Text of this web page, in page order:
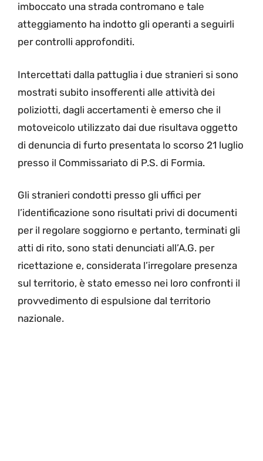
imboccato una strada contromano e tale
atteggiamento ha indotto gli operanti a seguirli
per controlli approfonditi.
Intercettati dalla pattuglia i due stranieri si sono
mostrati subito insofferenti alle attività dei
poliziotti, dagli accertamenti è emerso che il
motoveicolo utilizzato dai due risultava oggetto
di denuncia di furto presentata lo scorso 21 luglio
presso il Commissariato di P.S. di Formia.
Gli stranieri condotti presso gli uffici per
l’identificazione sono risultati privi di documenti
per il regolare soggiorno e pertanto, terminati gli
atti di rito, sono stati denunciati all’A.G. per
ricettazione e, considerata l’irregolare presenza
sul territorio, è stato emesso nei loro confronti il
provvedimento di espulsione dal territorio
nazionale.